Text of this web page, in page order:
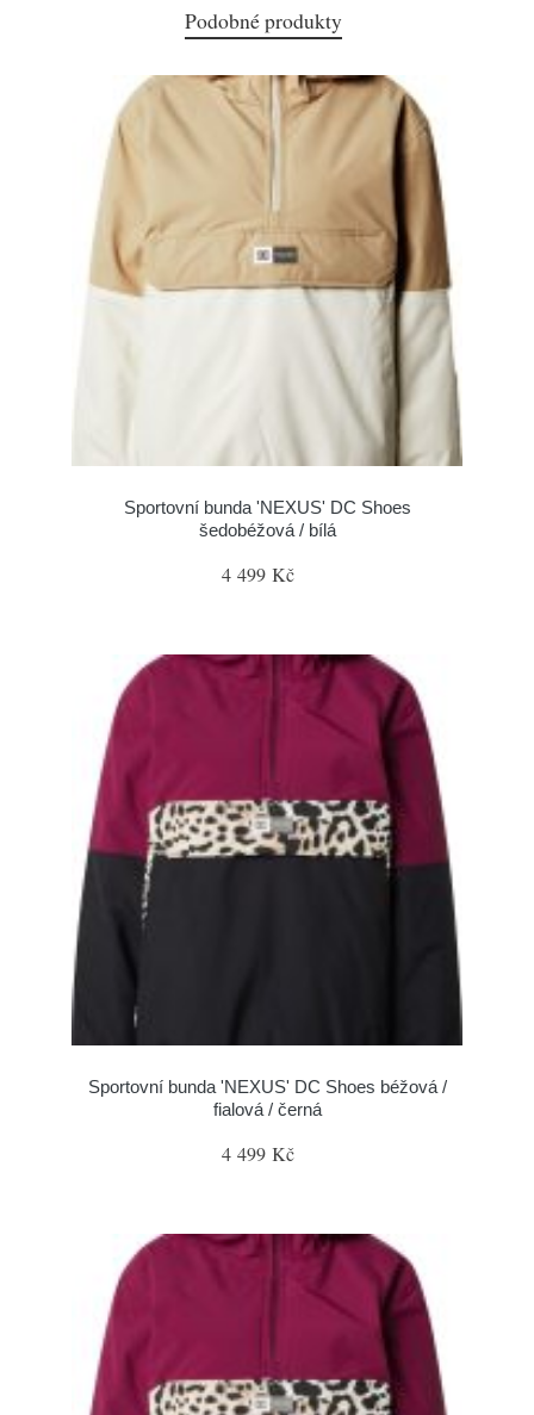
Podobné produkty
Sportovní bunda 'NEXUS' DC Shoes
šedobéžová / bílá
4 499 Kč
Sportovní bunda 'NEXUS' DC Shoes béžová /
fialová / černá
4 499 Kč